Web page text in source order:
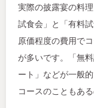
実際の披露宴の料
試食会」と「有料
原価程度の費用で
が多いです。「無
ート」などが一般
コースのこともあ